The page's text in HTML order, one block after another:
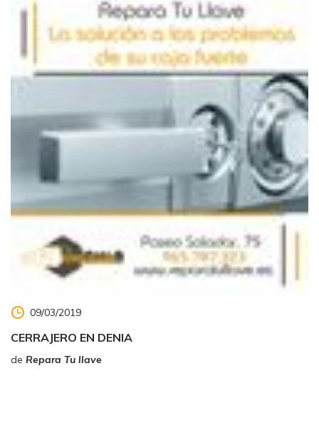
09/03/2019
CERRAJERO EN DENIA
de Repara Tu llave